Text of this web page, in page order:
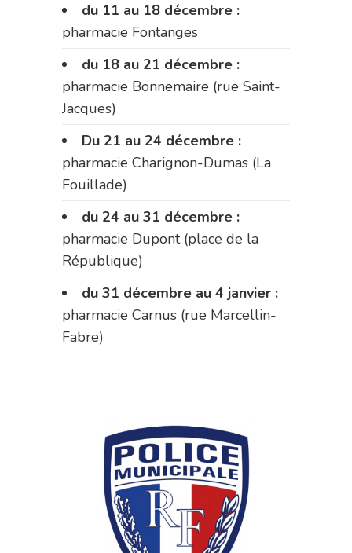
du 11 au 18 décembre :
pharmacie Fontanges
du 18 au 21 décembre :
pharmacie Bonnemaire (rue Saint-
Jacques)
Du 21 au 24 décembre :
pharmacie Charignon-Dumas (La
Fouillade)
du 24 au 31 décembre :
pharmacie Dupont (place de la
République)
du 31 décembre au 4 janvier :
pharmacie Carnus (rue Marcellin-
Fabre)